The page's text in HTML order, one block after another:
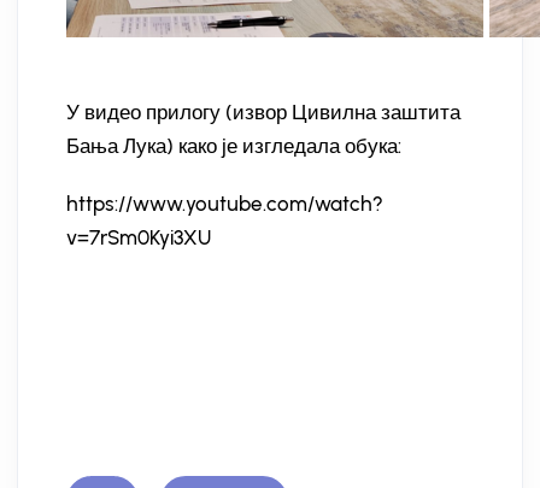
У видео прилогу (извор Цивилна заштита
Бања Лука) како је изгледала обука:
https://www.youtube.com/watch?
v=7rSm0Kyi3XU